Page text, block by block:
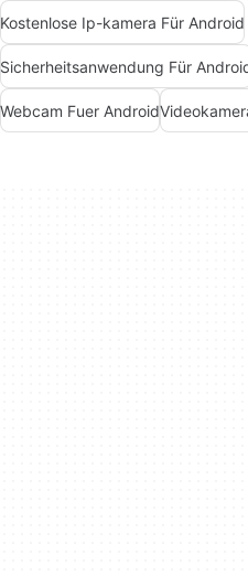
Kostenlose Ip-kamera Für Android
Sicherheitsanwendung Für
Webcam Fuer Android